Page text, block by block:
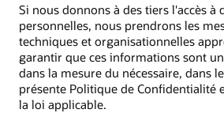
Si nous donnons à des tiers l'accès à
personnelles, nous prendrons les
techniques et organisationnelles
garantir que ces informations sont
dans la mesure du nécessaire, dans
présente Politique de Confidentialité
la loi applicable.